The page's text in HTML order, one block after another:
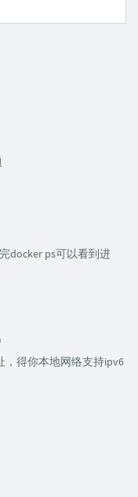
docker ps可以看到进
，得你本地网络支持ipv6